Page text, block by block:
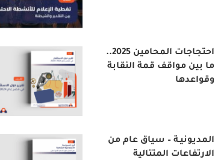
احتجاجات المحامين 2025..
ما بين مواقف قمة النقابة
وقواعدها
المديونيـة – سياق عام من
الارتفاعات المتتالية